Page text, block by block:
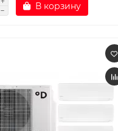
В корзину